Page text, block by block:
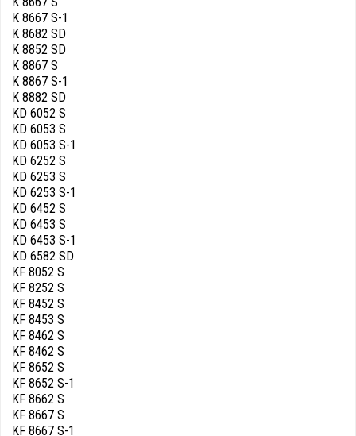
K 8667 S-1
K 8682 SD
K 8852 SD
K 8867 S
K 8867 S-1
K 8882 SD
KD 6052 S
KD 6053 S
KD 6053 S-1
KD 6252 S
KD 6253 S
KD 6253 S-1
KD 6452 S
KD 6453 S
KD 6453 S-1
KD 6582 SD
KF 8052 S
KF 8252 S
KF 8452 S
KF 8453 S
KF 8462 S
KF 8462 S
KF 8652 S
KF 8652 S-1
KF 8662 S
KF 8667 S
KF 8667 S-1